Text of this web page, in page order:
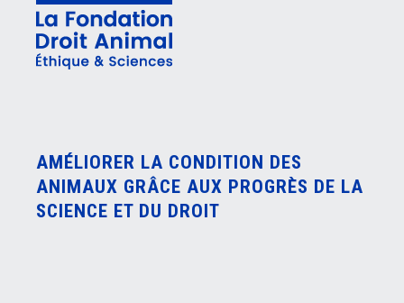
AMÉLIORER LA CONDITION DES
ANIMAUX GRÂCE AUX PROGRÈS DE LA
SCIENCE ET DU DROIT